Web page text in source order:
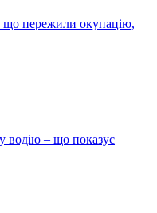
що пережили окупацію,
водію – що показує